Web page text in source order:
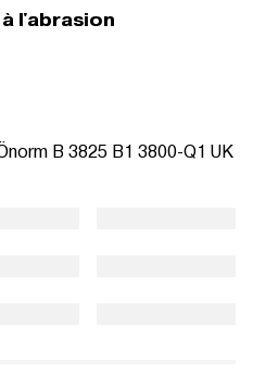
l'abrasion
B 3825 B1 3800-Q1 UK